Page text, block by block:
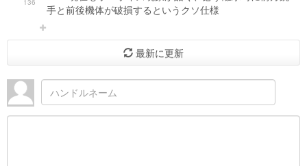
136
手と前後機体が破損するというクソ仕様
最新に更新